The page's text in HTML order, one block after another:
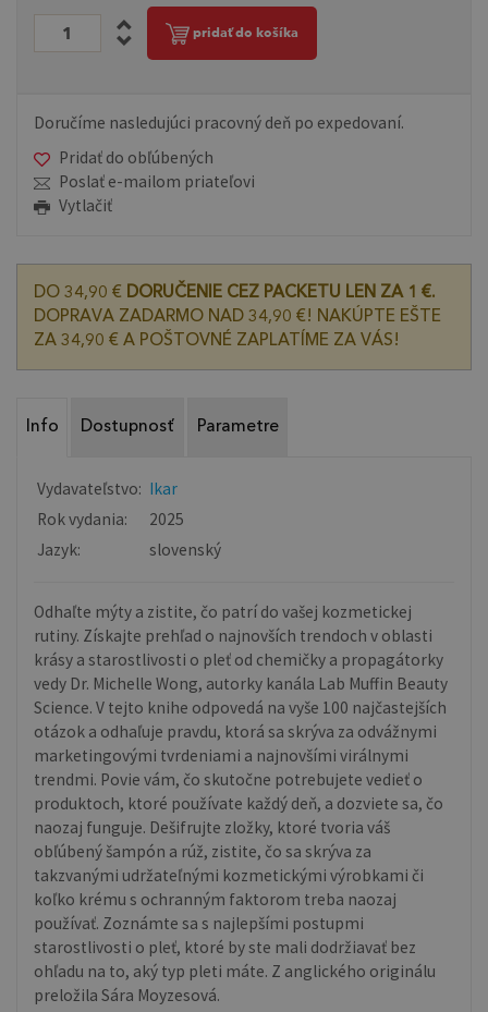
pridať do košíka
Doručíme nasledujúci pracovný deň po expedovaní.
Pridať do obľúbených
Poslať e-mailom priateľovi
Vytlačiť
DO 34,90 € DORUČENIE CEZ PACKETU LEN ZA 1 €.
DOPRAVA ZADARMO NAD 34,90 €! NAKÚPTE EŠTE
ZA 34,90 € A POŠTOVNÉ ZAPLATÍME ZA VÁS!
Info Dostupnosť Parametre
Vydavateľstvo: Ikar
Rok vydania:
2025
Jazyk:
slovenský
Odhaľte mýty a zistite, čo patrí do vašej kozmetickej
rutiny. Získajte prehľad o najnovších trendoch v oblasti
krásy a starostlivosti o pleť od chemičky a propagátorky
vedy Dr. Michelle Wong, autorky kanála Lab Muffin Beauty
Science. V tejto knihe odpovedá na vyše 100 najčastejších
otázok a odhaľuje pravdu, ktorá sa skrýva za odvážnymi
marketingovými tvrdeniami a najnovšími virálnymi
trendmi. Povie vám, čo skutočne potrebujete vedieť o
produktoch, ktoré používate každý deň, a dozviete sa, čo
naozaj funguje. Dešifrujte zložky, ktoré tvoria váš
obľúbený šampón a rúž, zistite, čo sa skrýva za
takzvanými udržateľnými kozmetickými výrobkami či
koľko krému s ochranným faktorom treba naozaj
používať. Zoznámte sa s najlepšími postupmi
starostlivosti o pleť, ktoré by ste mali dodržiavať bez
ohľadu na to, aký typ pleti máte. Z anglického originálu
preložila Sára Moyzesová.